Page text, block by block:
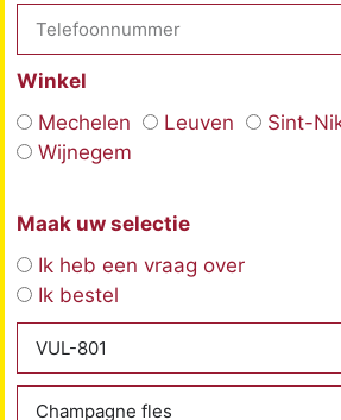
Winkel
Mechelen
Leuven
Sint-
Wijnegem
Maak uw selectie
Ik heb een vraag over
Ik bestel